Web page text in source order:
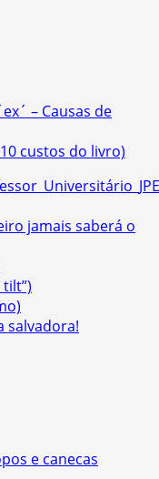
– Causas de
custos do livro)
jamais saberá o
salvadora!
e canecas